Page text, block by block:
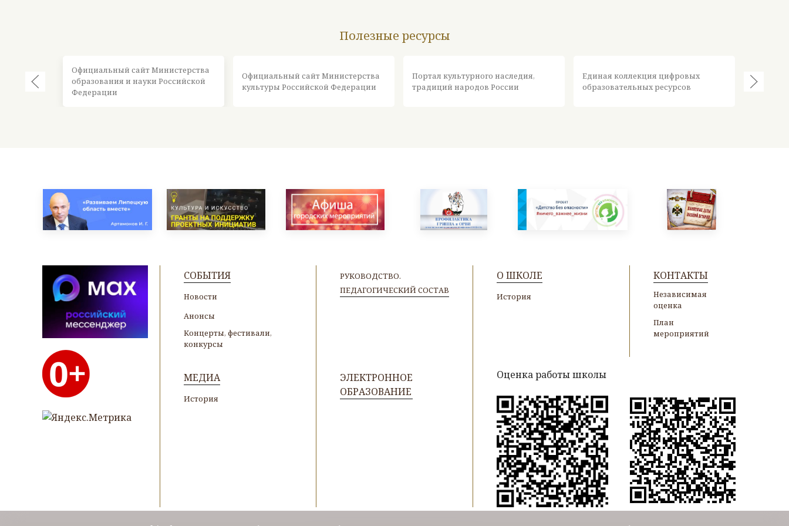
Полезные ресурсы
Официальный сайт Министерства
образования и науки Российской
Федерации
Официальный сайт Министерства
культуры Российской Федерации
Портал культурного наследия,
традиций народов России
Единая коллекция цифровых
образовательных ресурсов
СОБЫТИЯ
Новости
Анонсы
Концерты, фестивали,
конкурсы
РУКОВОДСТВО.
ПЕДАГОГИЧЕСКИЙ СОСТАВ
О ШКОЛЕ
История
МЕДИА
История
ЭЛЕКТРОННОЕ
ОБРАЗОВАНИЕ
Оценка работы школы
КОНТАКТЫ
Независимая
оценка
План
мероприятий